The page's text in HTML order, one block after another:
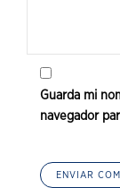
Guarda mi
navegador